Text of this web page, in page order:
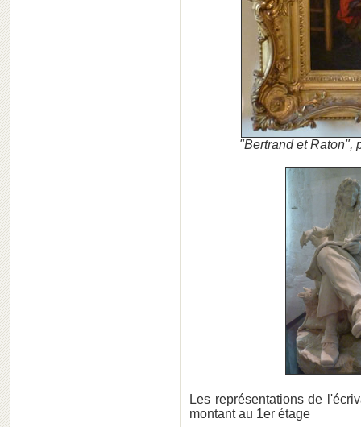
"Bertrand et Raton",
Les représentations de
montant au 1er étage